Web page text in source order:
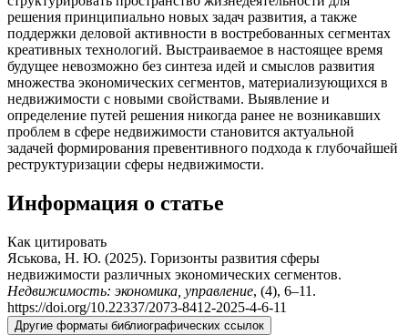
решения принципиально новых задач развития, а также
поддержки деловой активности в востребованных сегментах
креативных технологий. Выстраиваемое в настоящее время
будущее невозможно без синтеза идей и смыслов развития
множества экономических сегментов, материализующихся в
недвижимости с новыми свойствами. Выявление и
определение путей решения никогда ранее не возникавших
проблем в сфере недвижимости становится актуальной
задачей формирования превентивного подхода к глубочайшей
реструктуризации сферы недвижимости.
Информация о статье
Как цитировать
Яськова, Н. Ю. (2025). Горизонты развития сферы
недвижимости различных экономических сегментов.
Недвижимость: экономика, управление, (4), 6–11.
https://doi.org/10.22337/2073-8412-2025-4-6-11
Другие форматы библиографических ссылок